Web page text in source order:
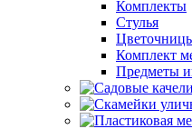
Комплекты
Стулья
Комплект
Предметы